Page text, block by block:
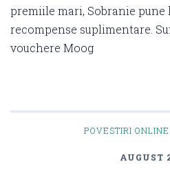
premiile mari, Sobranie pune
recompense suplimentare.
vouchere Moog
POVESTIRI
AUGUST